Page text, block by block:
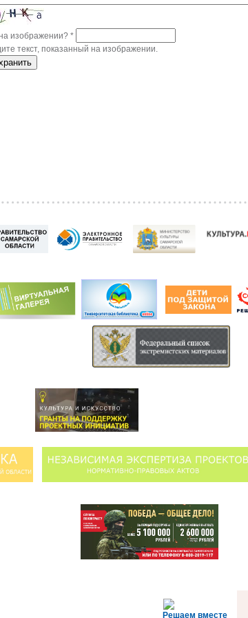
изображении? *
текст, показанный на изображении.
Решаем вместе